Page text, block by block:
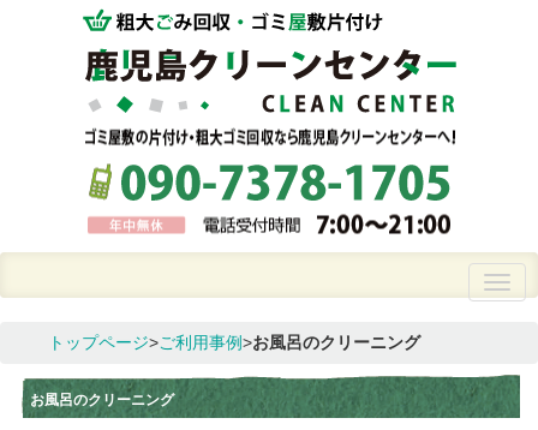
トップページ>ご利用事例>お風呂のクリーニング
お風呂のクリーニング